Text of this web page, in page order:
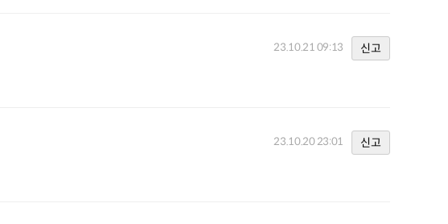
23.10.21 09:13
신고
23.10.20 23:01
신고